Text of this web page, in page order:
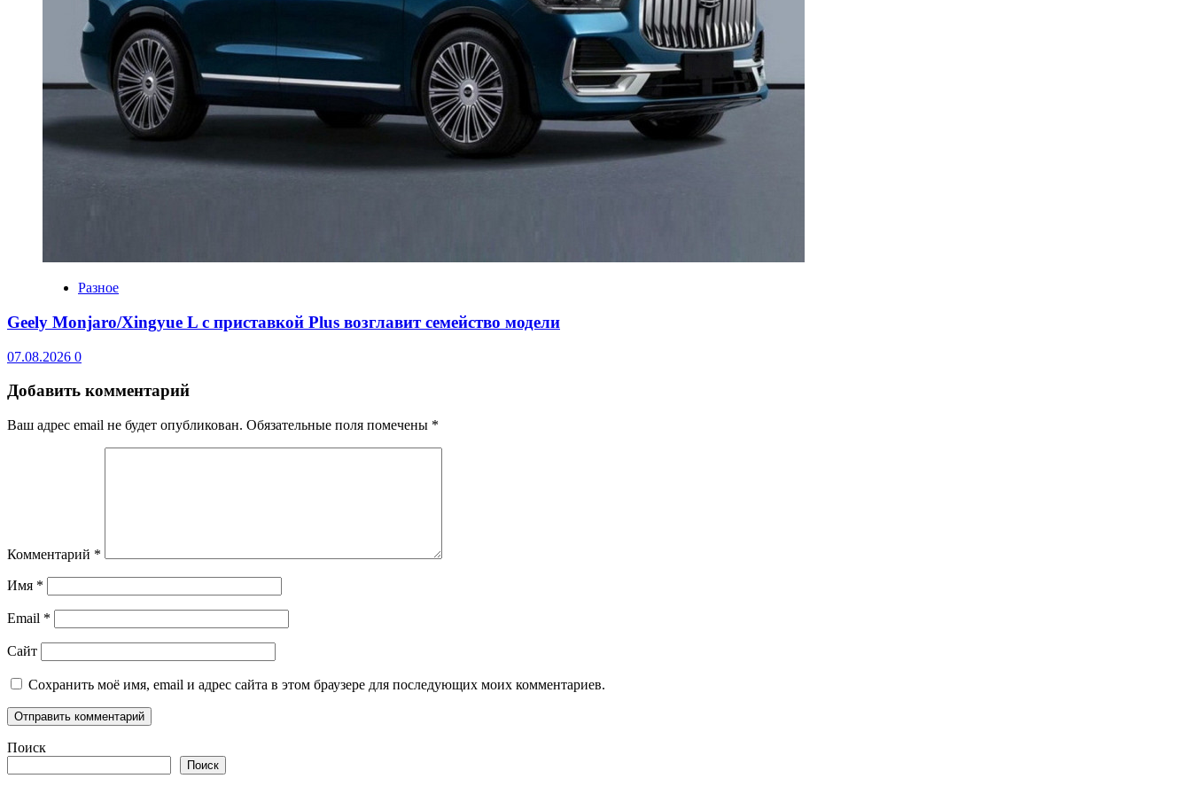
Разное
Geely Monjaro/Xingyue L с приставкой Plus возглавит семейство модели
07.08.2026 0
Добавить комментарий
Ваш адрес email не будет опубликован. Обязательные поля помечены *
Комментарий *
Имя *
Email *
Сайт
Сохранить моё имя, email и адрес сайта в этом браузере для последующих моих комментариев.
Поиск
Поиск